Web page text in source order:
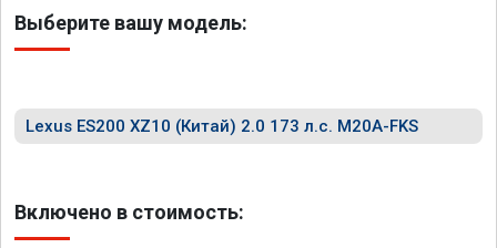
Выберите вашу модель:
Lexus ES200 XZ10 (Китай) 2.0 173 л.с. M20A-FKS
Включено в стоимость: